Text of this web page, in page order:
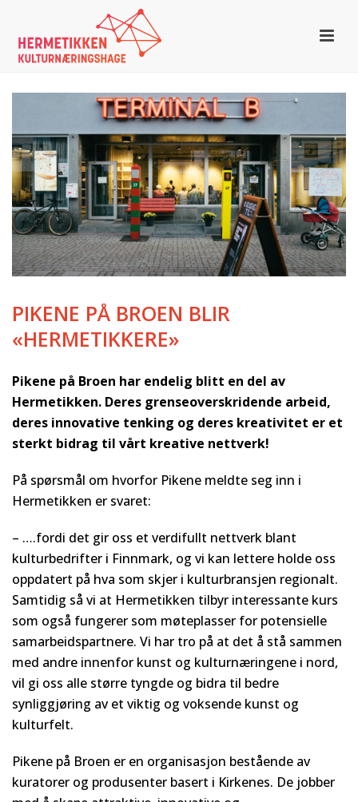
PIKENE PÅ BROEN BLIR
«HERMETIKKERE»
Pikene på Broen har endelig blitt en del av
Hermetikken. Deres grenseoverskridende arbeid,
deres innovative tenking og deres kreativitet er et
sterkt bidrag til vårt kreative nettverk!
På spørsmål om hvorfor Pikene meldte seg inn i
Hermetikken er svaret:
– ….fordi det gir oss et verdifullt nettverk blant
kulturbedrifter i Finnmark, og vi kan lettere holde oss
oppdatert på hva som skjer i kulturbransjen regionalt.
Samtidig så vi at Hermetikken tilbyr interessante kurs
som også fungerer som møteplasser for potensielle
samarbeidspartnere. Vi har tro på at det å stå sammen
med andre innenfor kunst og kulturnæringene i nord,
vil gi oss alle større tyngde og bidra til bedre
synliggjøring av et viktig og voksende kunst og
kulturfelt.
Pikene på Broen er en organisasjon bestående av
kuratorer og produsenter basert i Kirkenes. De jobber